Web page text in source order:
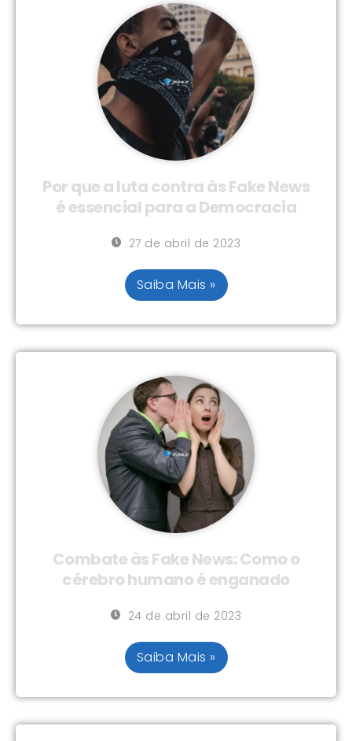
Por que a luta contra às Fake News
é essencial para a Democracia
27 de abril de 2023
Saiba Mais »
Combate às Fake News: Como o
cérebro humano é enganado
24 de abril de 2023
Saiba Mais »